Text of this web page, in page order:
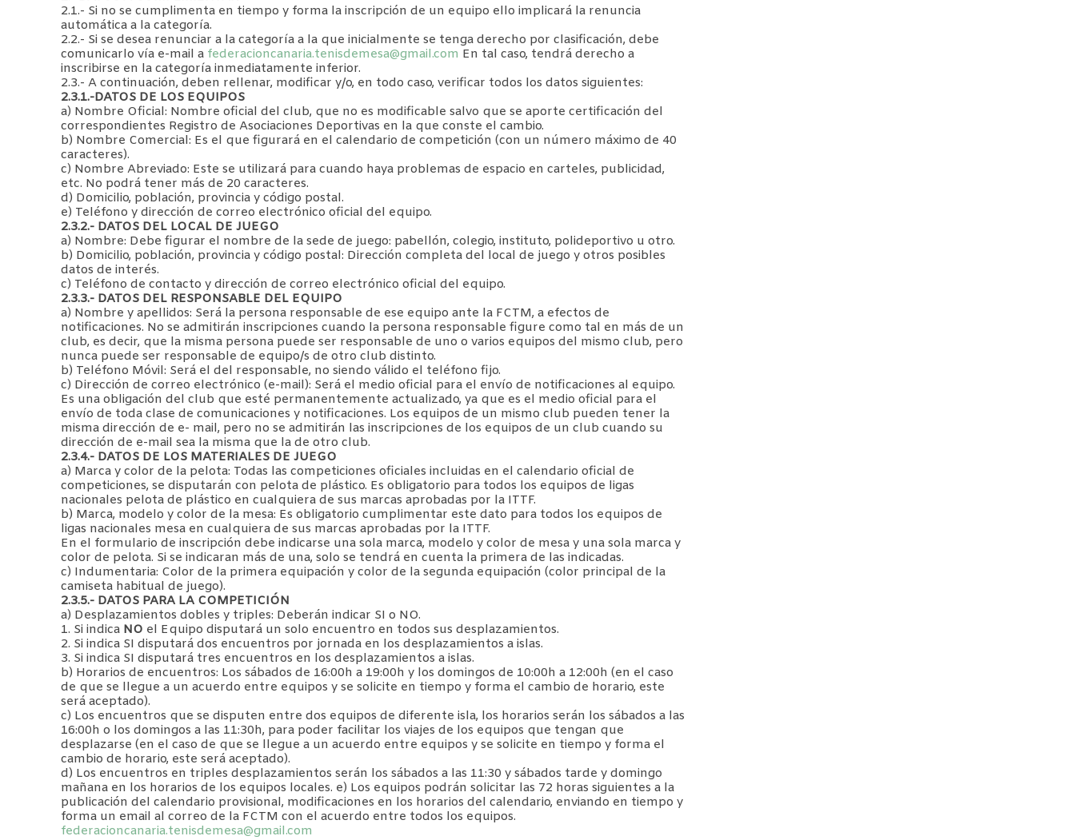
2.1.- Si no se cumplimenta en tiempo y forma la inscripción de un equipo ello implicará la renuncia
automática a la categoría.
2.2.- Si se desea renunciar a la categoría a la que inicialmente se tenga derecho por clasificación, debe
comunicarlo vía e-mail a federacioncanaria.tenisdemesa@gmail.com En tal caso, tendrá derecho a
inscribirse en la categoría inmediatamente inferior.
2.3.- A continuación, deben rellenar, modificar y/o, en todo caso, verificar todos los datos siguientes:
2.3.1.-DATOS DE LOS EQUIPOS
a) Nombre Oficial: Nombre oficial del club, que no es modificable salvo que se aporte certificación del
correspondientes Registro de Asociaciones Deportivas en la que conste el cambio.
b) Nombre Comercial: Es el que figurará en el calendario de competición (con un número máximo de 40
caracteres).
c) Nombre Abreviado: Este se utilizará para cuando haya problemas de espacio en carteles, publicidad,
etc. No podrá tener más de 20 caracteres.
d) Domicilio, población, provincia y código postal.
e) Teléfono y dirección de correo electrónico oficial del equipo.
2.3.2.- DATOS DEL LOCAL DE JUEGO
a) Nombre: Debe figurar el nombre de la sede de juego: pabellón, colegio, instituto, polideportivo u otro.
b) Domicilio, población, provincia y código postal: Dirección completa del local de juego y otros posibles
datos de interés.
c) Teléfono de contacto y dirección de correo electrónico oficial del equipo.
2.3.3.- DATOS DEL RESPONSABLE DEL EQUIPO
a) Nombre y apellidos: Será la persona responsable de ese equipo ante la FCTM, a efectos de
notificaciones. No se admitirán inscripciones cuando la persona responsable figure como tal en más de un
club, es decir, que la misma persona puede ser responsable de uno o varios equipos del mismo club, pero
nunca puede ser responsable de equipo/s de otro club distinto.
b) Teléfono Móvil: Será el del responsable, no siendo válido el teléfono fijo.
c) Dirección de correo electrónico (e-mail): Será el medio oficial para el envío de notificaciones al equipo.
Es una obligación del club que esté permanentemente actualizado, ya que es el medio oficial para el
envío de toda clase de comunicaciones y notificaciones. Los equipos de un mismo club pueden tener la
misma dirección de e- mail, pero no se admitirán las inscripciones de los equipos de un club cuando su
dirección de e-mail sea la misma que la de otro club.
2.3.4.- DATOS DE LOS MATERIALES DE JUEGO
a) Marca y color de la pelota: Todas las competiciones oficiales incluidas en el calendario oficial de
competiciones, se disputarán con pelota de plástico. Es obligatorio para todos los equipos de ligas
nacionales pelota de plástico en cualquiera de sus marcas aprobadas por la ITTF.
b) Marca, modelo y color de la mesa: Es obligatorio cumplimentar este dato para todos los equipos de
ligas nacionales mesa en cualquiera de sus marcas aprobadas por la ITTF.
En el formulario de inscripción debe indicarse una sola marca, modelo y color de mesa y una sola marca y
color de pelota. Si se indicaran más de una, solo se tendrá en cuenta la primera de las indicadas.
c) Indumentaria: Color de la primera equipación y color de la segunda equipación (color principal de la
camiseta habitual de juego).
2.3.5.- DATOS PARA LA COMPETICIÓN
a) Desplazamientos dobles y triples: Deberán indicar SI o NO.
1. Si indica NO el Equipo disputará un solo encuentro en todos sus desplazamientos.
2. Si indica SI disputará dos encuentros por jornada en los desplazamientos a islas.
3. Si indica SI disputará tres encuentros en los desplazamientos a islas.
b) Horarios de encuentros: Los sábados de 16:00h a 19:00h y los domingos de 10:00h a 12:00h (en el caso
de que se llegue a un acuerdo entre equipos y se solicite en tiempo y forma el cambio de horario, este
será aceptado).
c) Los encuentros que se disputen entre dos equipos de diferente isla, los horarios serán los sábados a las
16:00h o los domingos a las 11:30h, para poder facilitar los viajes de los equipos que tengan que
desplazarse (en el caso de que se llegue a un acuerdo entre equipos y se solicite en tiempo y forma el
cambio de horario, este será aceptado).
d) Los encuentros en triples desplazamientos serán los sábados a las 11:30 y sábados tarde y domingo
mañana en los horarios de los equipos locales. e) Los equipos podrán solicitar las 72 horas siguientes a la
publicación del calendario provisional, modificaciones en los horarios del calendario, enviando en tiempo y
forma un email al correo de la FCTM con el acuerdo entre todos los equipos.
federacioncanaria.tenisdemesa@gmail.com